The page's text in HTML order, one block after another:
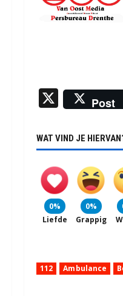
X Post
WAT VIND JE
0%
Liefde
0%
Grappig
112 Ambulance